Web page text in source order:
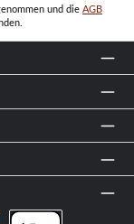
und die AGB